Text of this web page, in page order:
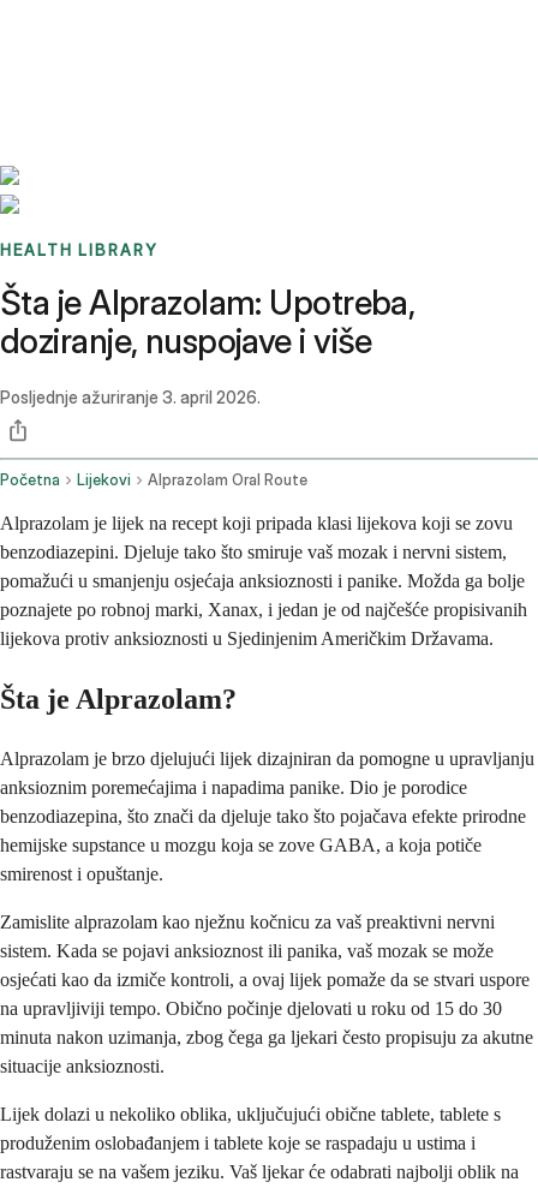
HEALTH LIBRARY
Šta je Alprazolam: Upotreba,
doziranje, nuspojave i više
Posljednje ažuriranje 3. april 2026.
Početna Lijekovi Alprazolam Oral Route
Alprazolam je lijek na recept koji pripada klasi lijekova koji se zovu
benzodiazepini. Djeluje tako što smiruje vaš mozak i nervni sistem,
pomažući u smanjenju osjećaja anksioznosti i panike. Možda ga bolje
poznajete po robnoj marki, Xanax, i jedan je od najčešće propisivanih
lijekova protiv anksioznosti u Sjedinjenim Američkim Državama.
Šta je Alprazolam?
Alprazolam je brzo djelujući lijek dizajniran da pomogne u upravljanju
anksioznim poremećajima i napadima panike. Dio je porodice
benzodiazepina, što znači da djeluje tako što pojačava efekte prirodne
hemijske supstance u mozgu koja se zove GABA, a koja potiče
smirenost i opuštanje.
Zamislite alprazolam kao nježnu kočnicu za vaš preaktivni nervni
sistem. Kada se pojavi anksioznost ili panika, vaš mozak se može
osjećati kao da izmiče kontroli, a ovaj lijek pomaže da se stvari uspore
na upravljiviji tempo. Obično počinje djelovati u roku od 15 do 30
minuta nakon uzimanja, zbog čega ga ljekari često propisuju za akutne
situacije anksioznosti.
Lijek dolazi u nekoliko oblika, uključujući obične tablete, tablete s
produženim oslobađanjem i tablete koje se raspadaju u ustima i
rastvaraju se na vašem jeziku. Vaš ljekar će odabrati najbolji oblik na